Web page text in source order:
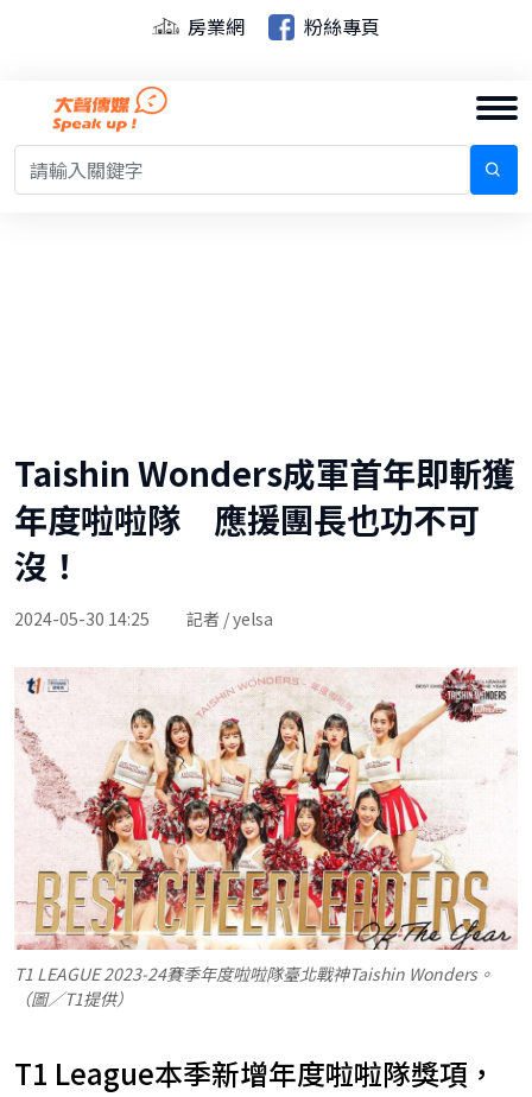
房業網 粉絲專頁
Taishin Wonders成軍首年即斬獲
年度啦啦隊 應援團長也功不可
沒！
2024-05-30 14:25 記者 / yelsa
T1 LEAGUE 2023-24賽季年度啦啦隊臺北戰神Taishin Wonders。
（圖／T1提供）
T1 League本季新增年度啦啦隊獎項，